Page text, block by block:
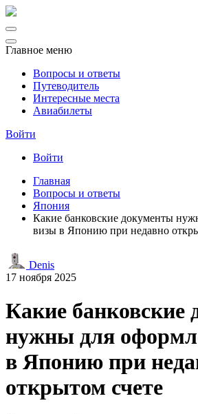
Главное меню
Вопросы и ответы
Путеводитель
Интересные места
Авиабилеты
Войти
Войти
Главная
Вопросы и ответы
Япония
Какие банковские документы
визы в Японию при недавно
Denis
17 ноября 2025
Какие банковские
нужны для
в Японию при
открытом счете